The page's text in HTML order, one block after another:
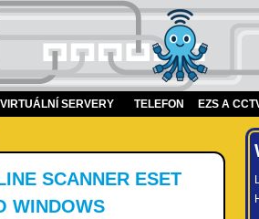
VIRTUÁLNÍ SERVERY TELEFON EZS A
SCANNER ESET
WINDOWS